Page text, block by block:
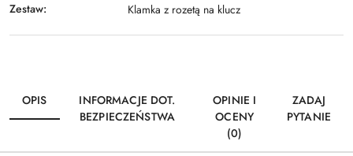
Zestaw:
Klamka z rozetą na klucz
OPIS
INFORMACJE DOT.
BEZPIECZEŃSTWA
OPINIE I
OCENY
(0)
ZADAJ
PYTANIE